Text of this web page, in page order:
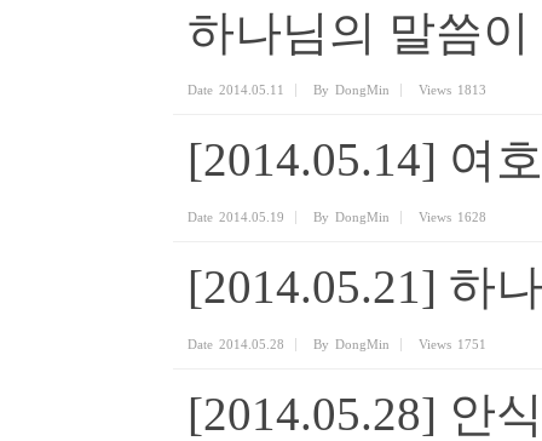
하나님의 말씀
Date 2014.05.11 By DongMin Views 1813
[2014.05.14] 여
Date 2014.05.19 By DongMin Views 1628
[2014.05.21] 하
Date 2014.05.28 By DongMin Views 1751
[2014.05.28] 안